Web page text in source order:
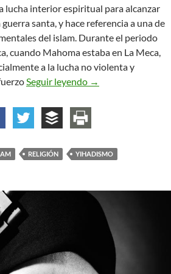
lucha interior espiritual para alcanzar
santa, y hace referencia a una de
del islam. Durante el periodo
cuando Mahoma estaba en La Meca,
a la lucha no violenta y
Seguir leyendo Apuntes sobre la
→
RELIGIÓN YIHADISMO